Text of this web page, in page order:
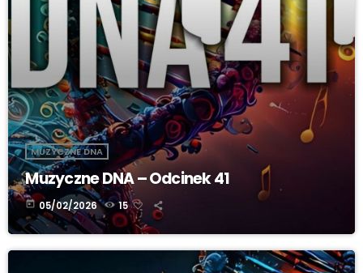
MUZYCZNE DNA
Muzyczne DNA – Odcinek 41
today 05/02/2026 15